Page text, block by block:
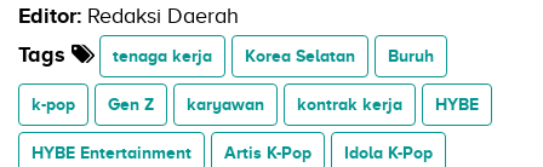
Editor: Redaksi Daerah
Tags
tenaga kerja Korea Selatan Buruh
k-pop Gen Z karyawan kontrak kerja HYBE
HYBE Entertainment Artis K-Pop Idola K-Pop